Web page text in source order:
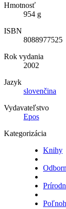
Hmotnosť
954 g
ISBN
8088977525
Rok vydania
2002
Jazyk
slovenčina
Vydavateľstvo
Epos
Kategorizácia
Knihy